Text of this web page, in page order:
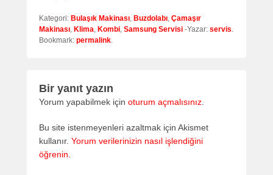
Kategori: Bulaşık Makinası, Buzdolabı, Çamaşır
Makinası, Klima, Kombi, Samsung Servisi -Yazar: servis.
Bookmark: permalink.
Bir yanıt yazın
Yorum yapabilmek için oturum açmalısınız
Bu site istenmeyenleri azaltmak için Akismet
kullanır. Yorum verilerinizin nasıl işlendiğini
öğrenin.